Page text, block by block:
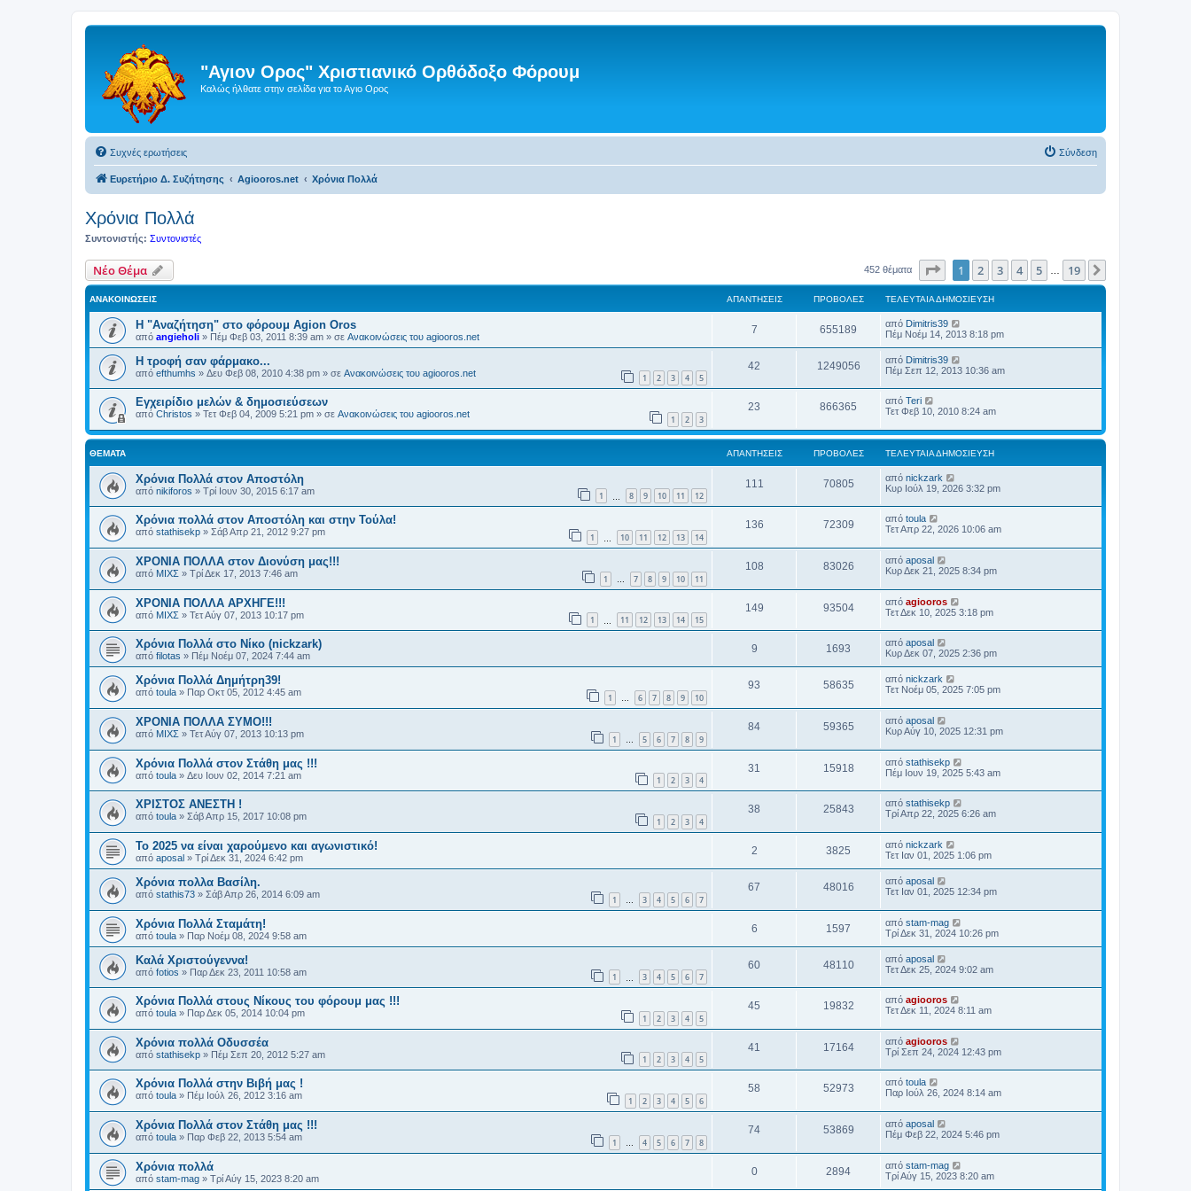
"Αγιον Ορος" Χριστιανικό Ορθόδοξο Φόρουμ
Καλώς ήλθατε στην σελίδα για το Αγιο Ορος
Συχνές ερωτήσεις Σύνδεση
Ευρετήριο Δ. Συζήτησης Agiooros.net Χρόνια Πολλά
Χρόνια Πολλά
Συντονιστής: Συντονιστές
Νέο Θέμα 452 θέματα Σελίδα1 από 19
1 2 3 4 5 19
ΑΝΑΚΟΙΝΏΣΕΙΣ ΑΠΑΝΤΉΣΕΙΣ ΠΡΟΒΟΛΈΣ ΤΕΛΕΥΤΑΊΑ ΔΗΜΟΣΊΕΥΣΗ
Η "Αναζήτηση" στο φόρουμ Agion Oros
από angieholi » Πέμ Φεβ 03, 2011 8:39 am » σε Ανακοινώσεις του agiooros.net
7 655189 από Dimitris39
Πέμ Νοέμ 14, 2013 8:18 pm
H τροφή σαν φάρμακο...
από efthumhs » Δευ Φεβ 08, 2010 4:38 pm » σε Ανακοινώσεις του agiooros.net 1 2 3 4 5
42 1249056 από Dimitris39
Πέμ Σεπ 12, 2013 10:36 am
Εγχειρίδιο μελών & δημοσιεύσεων
από Christos » Τετ Φεβ 04, 2009 5:21 pm » σε Ανακοινώσεις του agiooros.net 1 2 3
23 866365 από Teri
Τετ Φεβ 10, 2010 8:24 am
ΘΈΜΑΤΑ ΑΠΑΝΤΉΣΕΙΣ ΠΡΟΒΟΛΈΣ ΤΕΛΕΥΤΑΊΑ ΔΗΜΟΣΊΕΥΣΗ
Χρόνια Πολλά στον Αποστόλη
από nikiforos » Τρί Ιουν 30, 2015 6:17 am 1 8 9 10 11 12
111 70805 από nickzark
Κυρ Ιούλ 19, 2026 3:32 pm
Χρόνια πολλά στον Αποστόλη και στην Τούλα!
από stathisekp » Σάβ Απρ 21, 2012 9:27 pm 1 10 11 12 13 14
136 72309 από toula
Τετ Απρ 22, 2026 10:06 am
ΧΡΟΝΙΑ ΠΟΛΛΑ στον Διονύση μας!!!
από ΜΙΧΣ » Τρί Δεκ 17, 2013 7:46 am 1 … 7 8 9 10 11
108 83026 από aposal
Κυρ Δεκ 21, 2025 8:34 pm
ΧΡΟΝΙΑ ΠΟΛΛΑ ΑΡΧΗΓΕ!!!
από ΜΙΧΣ » Τετ Αύγ 07, 2013 10:17 pm 1 11 12 13 14 15
149 93504 από agiooros
Τετ Δεκ 10, 2025 3:18 pm
Χρόνια Πολλά στο Νίκο (nickzark)
από filotas » Πέμ Νοέμ 07, 2024 7:44 am
9 1693 από aposal
Κυρ Δεκ 07, 2025 2:36 pm
Χρόνια Πολλά Δημήτρη39!
από toula » Παρ Οκτ 05, 2012 4:45 am 1 … 6 7 8 9 10
93 58635 από nickzark
Τετ Νοέμ 05, 2025 7:05 pm
ΧΡΟΝΙΑ ΠΟΛΛΑ ΣΥΜΟ!!!
από ΜΙΧΣ » Τετ Αύγ 07, 2013 10:13 pm 1 … 5 6 7 8 9
84 59365 από aposal
Κυρ Αύγ 10, 2025 12:31 pm
Χρόνια Πολλά στον Στάθη μας !!!
από toula » Δευ Ιουν 02, 2014 7:21 am 1 2 3 4
31 15918 από stathisekp
Πέμ Ιουν 19, 2025 5:43 am
ΧΡΙΣΤΟΣ ΑΝΕΣΤΗ !
από toula » Σάβ Απρ 15, 2017 10:08 pm 1 2 3 4
38 25843 από stathisekp
Τρί Απρ 22, 2025 6:26 am
Το 2025 να είναι χαρούμενο και αγωνιστικό!
από aposal » Τρί Δεκ 31, 2024 6:42 pm
2 3825 από nickzark
Τετ Ιαν 01, 2025 1:06 pm
Χρόνια πολλα Βασίλη.
από stathis73 » Σάβ Απρ 26, 2014 6:09 am 1 … 3 4 5 6 7
67 48016 από aposal
Τετ Ιαν 01, 2025 12:34 pm
Χρόνια Πολλά Σταμάτη!
από toula » Παρ Νοέμ 08, 2024 9:58 am
6 1597 από stam-mag
Τρί Δεκ 31, 2024 10:26 pm
Καλά Χριστούγεννα!
από fotios » Παρ Δεκ 23, 2011 10:58 am 1 3 4 5 6 7
60 48110 από aposal
Τετ Δεκ 25, 2024 9:02 am
Χρόνια Πολλά στους Νίκους του φόρουμ μας !!!
από toula » Παρ Δεκ 05, 2014 10:04 pm 1 2 3 4 5
45 19832 από agiooros
Τετ Δεκ 11, 2024 8:11 am
Χρόνια πολλά Οδυσσέα
από stathisekp » Πέμ Σεπ 20, 2012 5:27 am 1 2 3 4 5
41 17164 από agiooros
Τρί Σεπ 24, 2024 12:43 pm
Χρόνια Πολλά στην Βιβή μας !
από toula » Πέμ Ιούλ 26, 2012 3:16 am 1 2 3 4 5 6
58 52973 από toula
Παρ Ιούλ 26, 2024 8:14 am
Χρόνια Πολλά στον Στάθη μας !!!
από toula » Παρ Φεβ 22, 2013 5:54 am 1 … 4 5 6 7 8
74 53869 από aposal
Πέμ Φεβ 22, 2024 5:46 pm
Χρόνια πολλά
από stam-mag » Τρί Αύγ 15, 2023 8:20 am
0 2894 από stam-mag
Τρί Αύγ 15, 2023 8:20 am